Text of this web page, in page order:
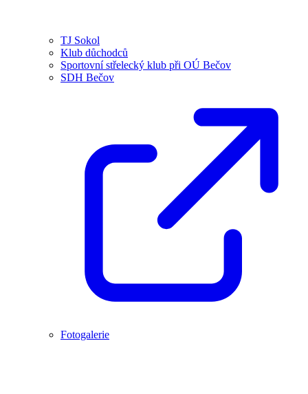
TJ Sokol
Klub důchodců
Sportovní střelecký klub při OÚ Bečov
SDH Bečov
Fotogalerie